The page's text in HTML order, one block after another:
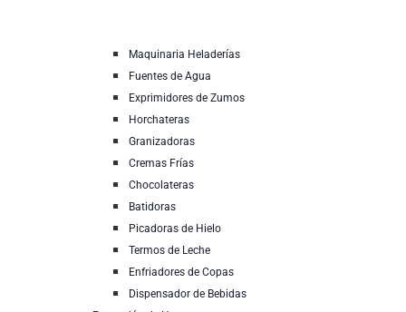
Maquinaria Heladerías
Fuentes de Agua
Exprimidores de Zumos
Horchateras
Granizadoras
Cremas Frías
Chocolateras
Batidoras
Picadoras de Hielo
Termos de Leche
Enfriadores de Copas
Dispensador de Bebidas